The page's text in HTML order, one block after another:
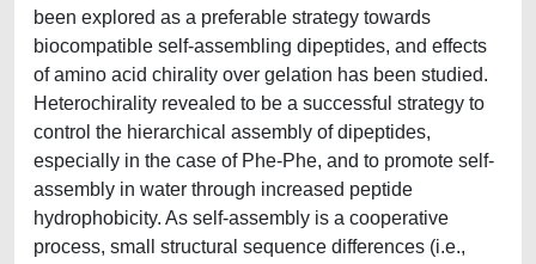
been explored as a preferable strategy towards
biocompatible self-assembling dipeptides, and effects
of amino acid chirality over gelation has been studied.
Heterochirality revealed to be a successful strategy to
control the hierarchical assembly of dipeptides,
especially in the case of Phe-Phe, and to promote self-
assembly in water through increased peptide
hydrophobicity. As self-assembly is a cooperative
process, small structural sequence differences (i.e.,